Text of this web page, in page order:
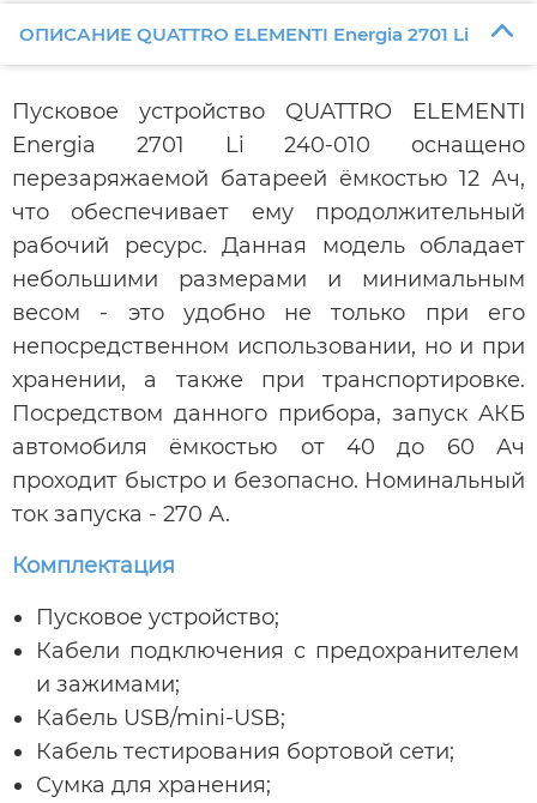
ОПИСАНИЕ QUATTRO ELEMENTI Energia 2701 Li
Пусковое устройство QUATTRO ELEMENTI
Energia 2701 Li 240-010 оснащено
перезаряжаемой батареей ёмкостью 12 Ач,
что обеспечивает ему продолжительный
рабочий ресурс. Данная модель обладает
небольшими размерами и минимальным
весом - это удобно не только при его
непосредственном использовании, но и при
хранении, а также при транспортировке.
Посредством данного прибора, запуск АКБ
автомобиля ёмкостью от 40 до 60 Ач
проходит быстро и безопасно. Номинальный
ток запуска - 270 А.
Комплектация
Пусковое устройство;
Кабели подключения с предохранителем
и зажимами;
Кабель USB/mini-USB;
Кабель тестирования бортовой сети;
Сумка для хранения;